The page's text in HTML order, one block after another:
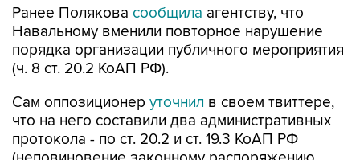
Ранее Полякова сообщила агентству, что
Навальному вменили повторное нарушение
порядка организации публичного мероприятия
(ч. 8 ст. 20.2 КоАП РФ).
Сам оппозиционер уточнил в своем твиттере,
что на него составили два административных
протокола - по ст. 20.2 и ст. 19.3 КоАП РФ